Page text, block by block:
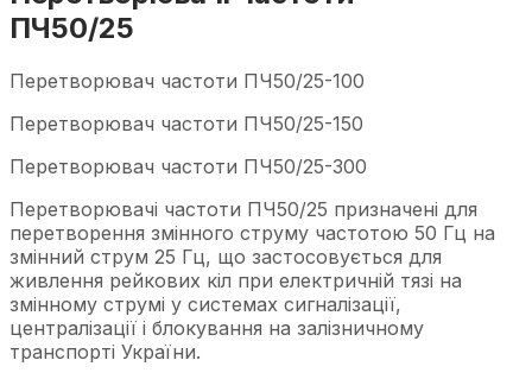
ПЧ50/25
Перетворювач частоти ПЧ50/25-100
Перетворювач частоти ПЧ50/25-150
Перетворювач частоти ПЧ50/25-300
Перетворювачі частоти ПЧ50/25 призначені для
перетворення змінного струму частотою 50 Гц на
змінний струм 25 Гц, що застосовується для
живлення рейкових кіл при електричній тязі на
змінному струмі у системах сигналізації,
централізації і блокування на залізничному
транспорті України.